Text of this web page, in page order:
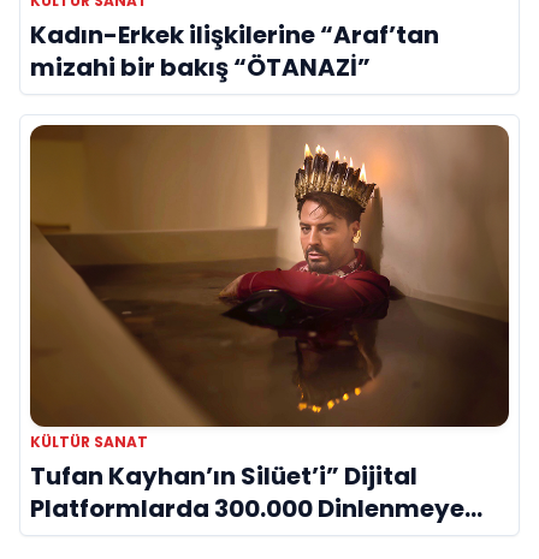
Kadın-Erkek ilişkilerine “Araf’tan
mizahi bir bakış “ÖTANAZİ”
KÜLTÜR SANAT
Tufan Kayhan’ın Silüet’i” Dijital
Platformlarda 300.000 Dinlenmeye
Ulaştı